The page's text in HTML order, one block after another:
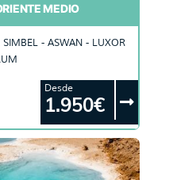
MEDIO
SIMBEL - ASWAN - LUXOR
Desde
1.950€